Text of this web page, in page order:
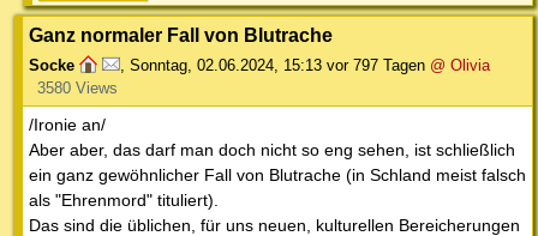
Ganz normaler Fall von Blutrache
Socke Sonntag, 02.06.2024, 15:13 vor 797 Tagen @ Olivia
3580 Views
/Ironie an/
Aber aber, das darf man doch nicht so eng sehen, ist schließlich
ein ganz gewöhnlicher Fall von Blutrache (in Schland meist falsch
als "Ehrenmord" tituliert).
Das sind die üblichen, für uns neuen, kulturellen Bereicherungen